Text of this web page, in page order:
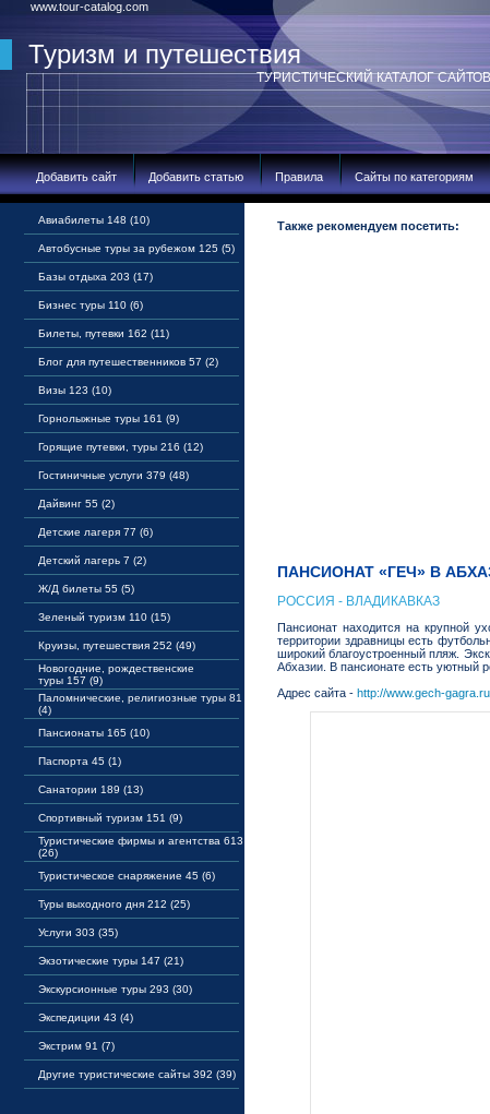
www.tour-catalog.com
Туризм и путешествия
ТУРИСТИЧЕСКИЙ КАТАЛОГ САЙТОВ
Добавить сайт Добавить статью Правила Сайты по категориям
Авиабилеты 148 (10)
Автобусные туры за рубежом 125 (5)
Базы отдыха 203 (17)
Бизнес туры 110 (6)
Билеты, путевки 162 (11)
Блог для путешественников 57 (2)
Визы 123 (10)
Горнолыжные туры 161 (9)
Горящие путевки, туры 216 (12)
Гостиничные услуги 379 (48)
Дайвинг 55 (2)
Детские лагеря 77 (6)
Детский лагерь 7 (2)
Ж/Д билеты 55 (5)
Зеленый туризм 110 (15)
Круизы, путешествия 252 (49)
Новогодние, рождественские
туры 157 (9)
Паломнические, религиозные туры 81
(4)
Пансионаты 165 (10)
Паспорта 45 (1)
Санатории 189 (13)
Спортивный туризм 151 (9)
Туристические фирмы и агентства 613
(26)
Туристическое снаряжение 45 (6)
Туры выходного дня 212 (25)
Услуги 303 (35)
Экзотические туры 147 (21)
Экскурсионные туры 293 (30)
Экспедиции 43 (4)
Экстрим 91 (7)
Другие туристические сайты 392 (39)
Также рекомендуем посетить:
ПАНСИОНАТ «ГЕЧ» В
РОССИЯ - ВЛАДИКАВКАЗ
Пансионат находится на крупной
территории здравницы есть
широкий благоустроенный пляж.
Абхазии. В пансионате есть уютный
Адрес сайта - http://www.gech-